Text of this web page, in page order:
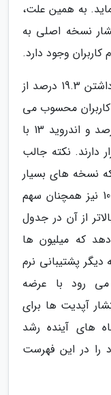
به همین علت،
نسخه اصلی به
وجود دارد.
در حال حاضر، اندروید 15 با در اختیار داشتن 19.3 درصد از
کاربران محسوب می
گردد. پس از آن، اندروید 14 با 17.2 درصد و اندروید 13 با
دارند. نکته جالب
نسخه های بسیار
قدیمی تر مانند اندروید 11، 12 و حتی 10 نیز همچنان سهم
16 دارند و بالاتر از آن در جدول
که میلیون ها
پشتیبانی نرم
می رود با عرضه
و توسعه انتشار آپدیت ها برای
سهم اندروید 16 در ماه های آینده رشد
را در این فهرست